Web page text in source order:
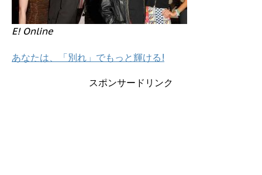
E! Online
あなたは、「別れ」でもっと輝ける!
スポンサードリンク